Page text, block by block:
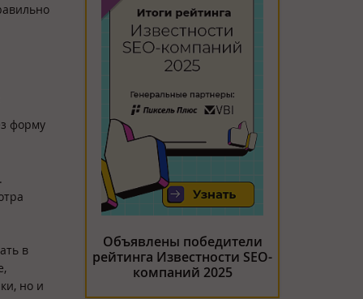
форму
в
но и
Объявлены победители
рейтинга Известности SEO-
компаний 2025